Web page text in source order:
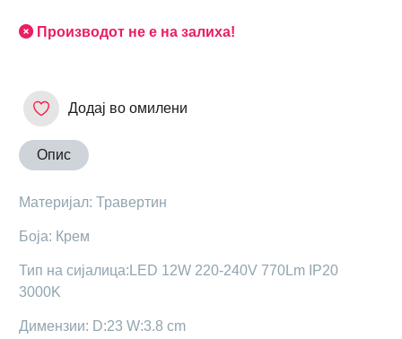
Производот не е на залиха!
Додај во омилени
Опис
Материјал: Травертин
Боја: Крем
Тип на сијалица:LED 12W 220-240V 770Lm IP20
3000K
Димензии: D:23 W:3.8 cm